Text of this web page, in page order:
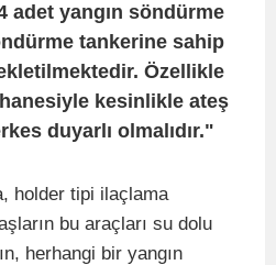
adet yangın söndürme
tankerine sahip
Özellikle
kesinlikle ateş
duyarlı olmalıdır."
holder tipi ilaçlama
bu araçları su dolu
herhangi bir yangın